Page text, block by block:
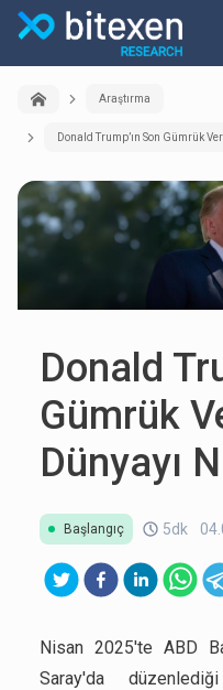
Araştırma
Donald Trump’ın Son Gümrük
Donald
Gümrük
Dünyayı
Başlangıç 5dk
Nisan 2025'te ABD
Saray'da